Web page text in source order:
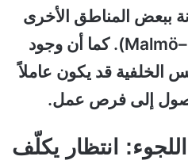
ببعض المناطق الأخرى
مثل مالمو ولوند (Malmö–Lund). كما أن وجود
الخلفية قد يكون عاملاً
إلى فرص عمل.
انتظار يكلّف